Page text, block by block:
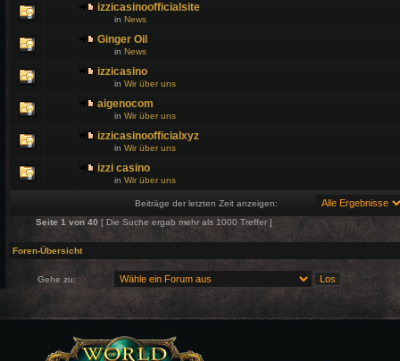
izzicasinoofficialsite
in News
Ginger Oil
in News
izzicasino
in Wir über uns
aigenocom
in Wir über uns
izzicasinoofficialxyz
in Wir über uns
izzi casino
in Wir über uns
Beiträge der letzten Zeit anzeigen:
Seite 1 von40 [ Die Suche ergab mehr als 1000 Treffer ]
Foren-Übersicht
Gehe zu: